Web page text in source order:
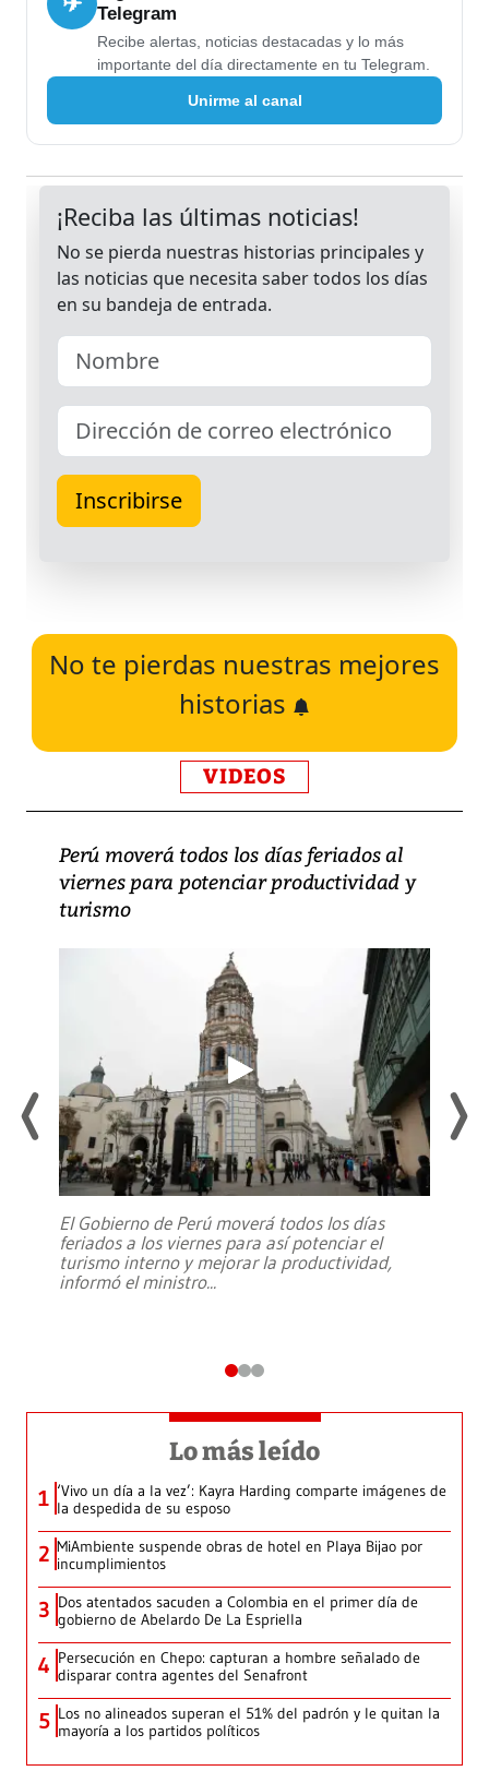
Telegram
Recibe alertas, noticias destacadas y lo más
importante del día directamente en tu Telegram.
Unirme al canal
No te pierdas nuestras mejores
historias
VIDEOS
Perú moverá todos los días feriados al
viernes para potenciar productividad y
turismo
El Gobierno de Perú moverá todos los días
feriados a los viernes para así potenciar el
turismo interno y mejorar la productividad,
informó el ministro...
Lo más leído
1 ‘Vivo un día a la vez’: Kayra Harding comparte imágenes de
la despedida de su esposo
2 MiAmbiente suspende obras de hotel en Playa Bijao por
incumplimientos
3 Dos atentados sacuden a Colombia en el primer día de
gobierno de Abelardo De La Espriella
4 Persecución en Chepo: capturan a hombre señalado de
disparar contra agentes del Senafront
5 Los no alineados superan el 51% del padrón y le quitan la
mayoría a los partidos políticos